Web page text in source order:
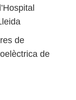
de
de